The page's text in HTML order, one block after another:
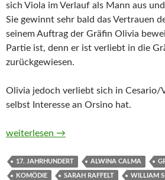
sich Viola im Verlauf als Mann aus
Sie gewinnt sehr bald das Vertrauen
seinem Auftrag der Gräfin Olivia
Partie ist, denn er ist verliebt in die
zurückgewiesen.
Olivia jedoch verliebt sich in Cesario/
selbst Interesse an Orsino hat.
Was ihr wollt. Die Graphic Novel
weiterlesen →
17. JAHRHUNDERT ALWINA CALMA
KOMÖDIE SARAH RAFFELT WILLIAM